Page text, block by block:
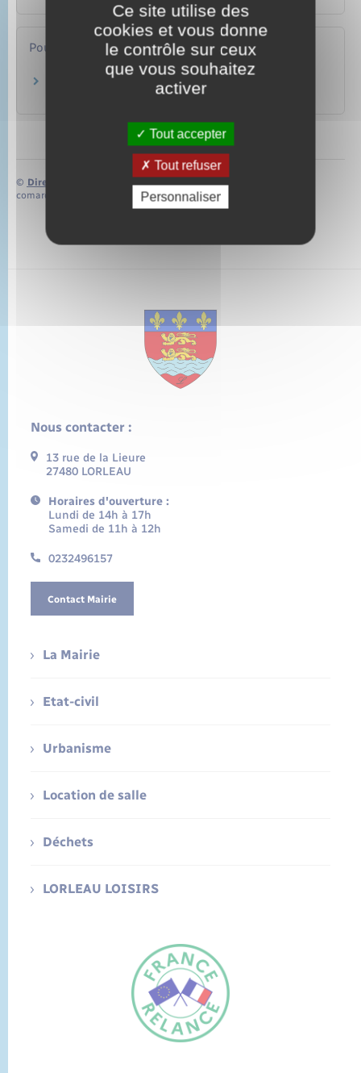
Pour en savoir plus
Revenu de solidarité active (RSA)
Ministère chargé des affaires sociales
© Direction de l’information légale et administrative
comarquage developpé par baseo.io
Nous contacter :
13 rue de la Lieure
27480 LORLEAU
Horaires d'ouverture :
Lundi de 14h à 17h
Samedi de 11h à 12h
0232496157
Contact Mairie
La Mairie
Etat-civil
Urbanisme
Location de salle
Déchets
LORLEAU LOISIRS
Ce site utilise des
cookies et vous donne
le contrôle sur ceux
que vous souhaitez
activer
Tout accepter
Tout refuser
Personnaliser